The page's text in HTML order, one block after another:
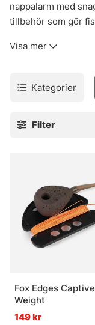
nappalarm med
tillbehör som gör
indikatorer!
Visa mer
Kategorier
Filter
Fox Edges
Weight
149 kr